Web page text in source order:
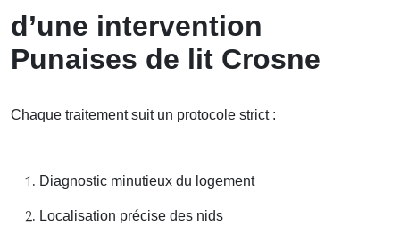
d’une intervention
Punaises de lit Crosne
Chaque traitement suit un protocole strict :
Diagnostic minutieux du logement
Localisation précise des nids